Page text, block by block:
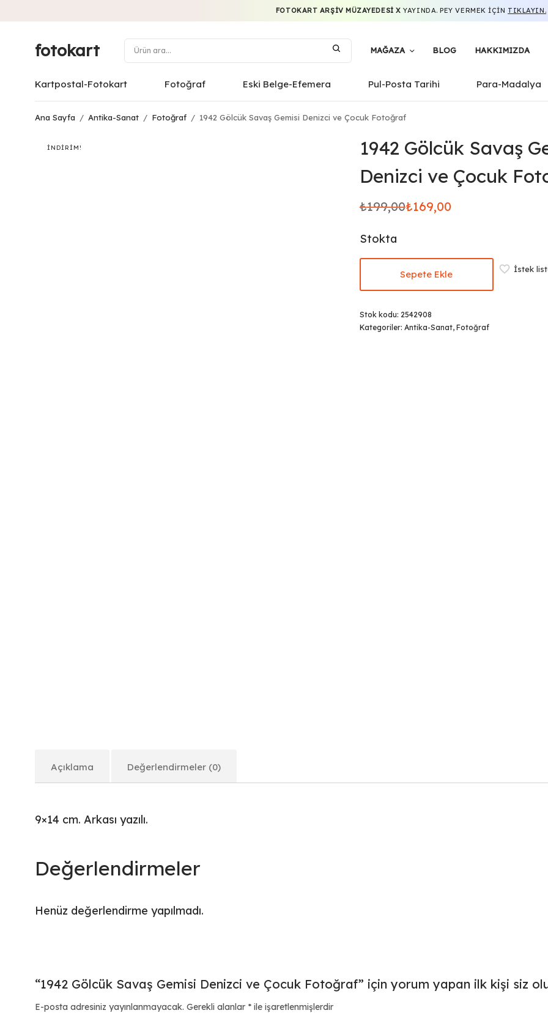
FOTOKART ARŞIV MÜZAYEDESI X YAYINDA. PEY VERMEK IÇIN TIKLAYIN.
fotokart MAĞAZA BLOG HAKKIMIZDA
Kartpostal-Fotokart Fotoğraf Eski Belge-Efemera Pul-Posta Tarihi Para-Madalya
Ana Sayfa / Antika-Sanat / Fotoğraf / 1942 Gölcük Savaş Gemisi Denizci ve Çocuk Fotoğraf
İNDIRIM!
1942 Gölcük Savaş
Denizci ve Çocuk
₺199,00
Orijinal
₺199,00.
₺169,00
Şu
fiyat:
₺169,00.
Stokta
Sepete Ekle İstek
Stok kodu: 2542908
Kategoriler: Antika-Sanat, Fotoğraf
Açıklama Değerlendirmeler (0)
9×14 cm. Arkası yazılı.
Değerlendirmeler
Henüz değerlendirme yapılmadı.
“1942 Gölcük Savaş Gemisi Denizci ve Çocuk Fotoğraf” için yorum yapan ilk kişi siz
E-posta adresiniz yayınlanmayacak. Gerekli alanlar * ile işaretlenmişlerdir